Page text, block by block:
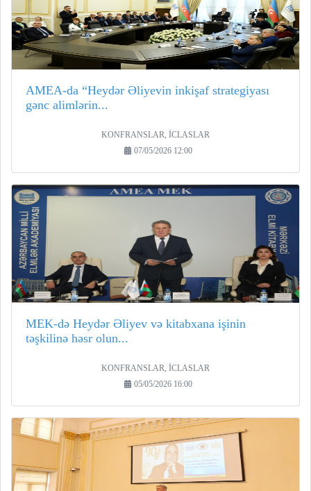
AMEA-da “Heydər Əliyevin inkişaf strategiyası
gənc alimlərin...
KONFRANSLAR, İCLASLAR
07/05/2026 12:00
MEK-də Heydər Əliyev və kitabxana işinin
təşkilinə həsr olun...
KONFRANSLAR, İCLASLAR
05/05/2026 16:00